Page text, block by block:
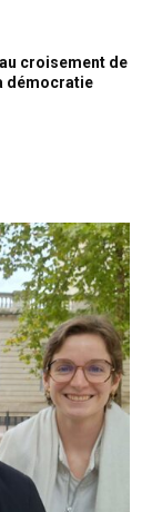
croisement de
démocratie